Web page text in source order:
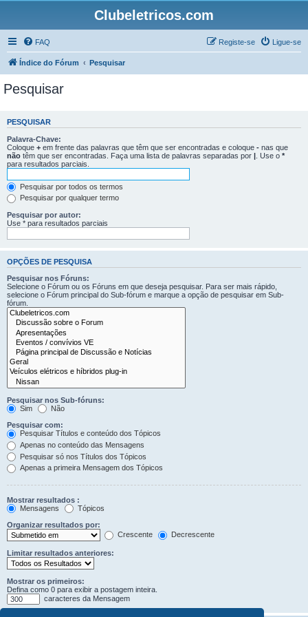
Clubeletricos.com
FAQ Ligue-se
Registe-se
Índice do Fórum Pesquisar
Pesquisar
PESQUISAR
Palavra-Chave:
Coloque + em frente das palavras que têm que ser encontradas e coloque - nas que
não têm que ser encontradas. Faça uma lista de palavras separadas por | . Use o *
para resultados parciais.
Pesquisar por todos os termos
Pesquisar por qualquer termo
Pesquisar por autor:
Use * para resultados parciais
OPÇÕES DE PESQUISA
Pesquisar nos Fóruns:
Selecione o Fórum ou os Fóruns em que deseja pesquisar. Para ser mais rápido,
selecione o Fórum principal do Sub-fórum e marque a opção de pesquisar em Sub-
fórum.
Pesquisar nos Sub-fóruns:
Sim
Não
Pesquisar com:
Pesquisar Títulos e conteúdo dos Tópicos
Apenas no conteúdo das Mensagens
Pesquisar só nos Títulos dos Tópicos
Apenas a primeira Mensagem dos Tópicos
Mostrar resultados :
Mensagens
Tópicos
Organizar resultados por:
Crescente
Decrescente
Limitar resultados anteriores:
Mostrar os primeiros:
Defina como 0 para exibir a postagem inteira.
caracteres da Mensagem